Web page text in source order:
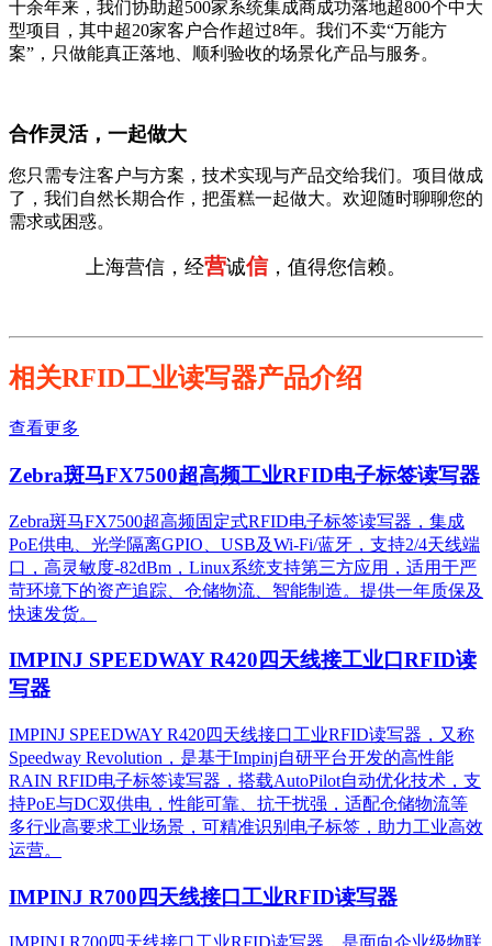
十余年来，我们协助超500家系统集成商成功落地超800个中大
型项目，其中超20家客户合作超过8年。我们不卖“万能方
案”，只做能真正落地、顺利验收的场景化产品与服务。
合作灵活，一起做大
您只需专注客户与方案，技术实现与产品交给我们。项目做成
了，我们自然长期合作，把蛋糕一起做大。欢迎随时聊聊您的
需求或困惑。
上海营信，经营诚信，值得您信赖。
相关RFID工业读写器产品介绍
查看更多
Zebra斑马FX7500超高频工业RFID电子标签读写器
Zebra斑马FX7500超高频固定式RFID电子标签读写器，集成
PoE供电、光学隔离GPIO、USB及Wi-Fi/蓝牙，支持2/4天线端
口，高灵敏度-82dBm，Linux系统支持第三方应用，适用于严
苛环境下的资产追踪、仓储物流、智能制造。提供一年质保及
快速发货。
IMPINJ SPEEDWAY R420四天线接工业口RFID读
写器
IMPINJ SPEEDWAY R420四天线接口工业RFID读写器，又称
Speedway Revolution，是基于Impinj自研平台开发的高性能
RAIN RFID电子标签读写器，搭载AutoPilot自动优化技术，支
持PoE与DC双供电，性能可靠、抗干扰强，适配仓储物流等
多行业高要求工业场景，可精准识别电子标签，助力工业高效
运营。​
IMPINJ R700四天线接口工业RFID读写器